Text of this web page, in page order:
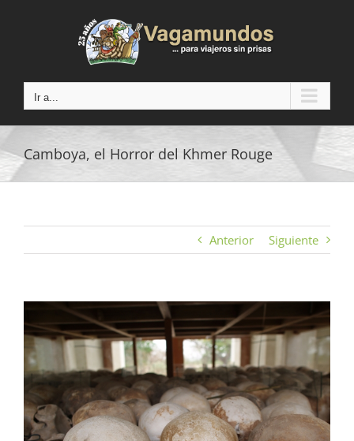
Ir a...
Camboya, el Horror del Khmer Rouge
Anterior Siguiente
imagen
más
grande